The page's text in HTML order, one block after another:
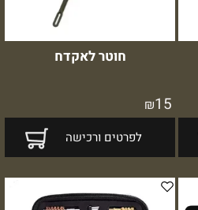
חוטר לאקדח
₪15
לפרטים ורכישה